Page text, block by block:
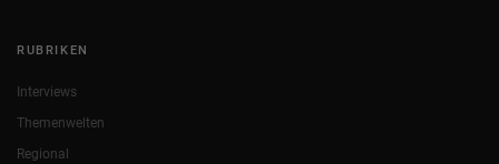
RUBRIKEN
Interviews
Themenwelten
Regional